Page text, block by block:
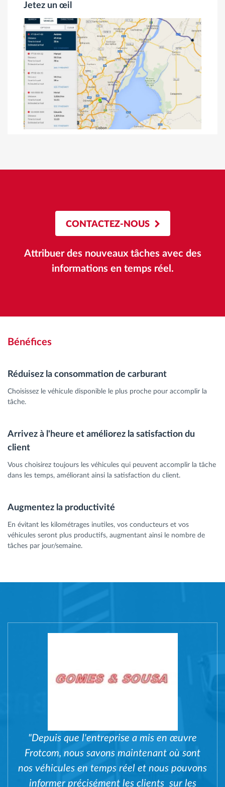
Jetez un œil
CONTACTEZ-NOUS
Attribuer des nouveaux tâches avec des
informations en temps réel.
Bénéfices
Réduisez la consommation de carburant
Choisissez le véhicule disponible le plus proche pour accomplir la
tâche.
Arrivez à l'heure et améliorez la satisfaction du
client
Vous choisirez toujours les véhicules qui peuvent accomplir la tâche
dans les temps, améliorant ainsi la satisfaction du client.
Augmentez la productivité
En évitant les kilométrages inutiles, vos conducteurs et vos
véhicules seront plus productifs, augmentant ainsi le nombre de
tâches par jour/semaine.
"Depuis que l'entreprise a mis en œuvre
Frotcom, nous savons maintenant où sont
nos véhicules en temps réel et nous pouvons
informer précisément les clients sur les